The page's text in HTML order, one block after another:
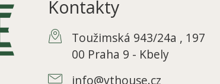
Kontakty
Toužimská 943/24a , 197
00 Praha 9 - Kbely
info@vthouse.cz